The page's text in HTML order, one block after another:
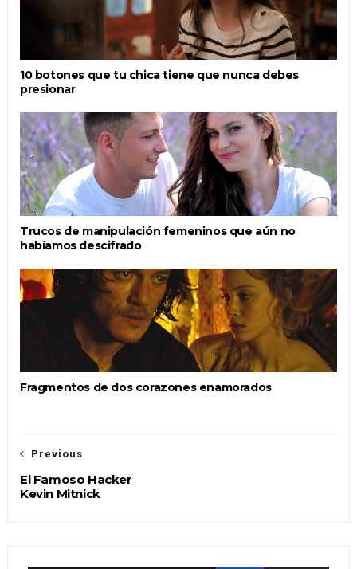
10 botones que tu chica tiene que nunca debes
presionar
Trucos de manipulación femeninos que aún no
habíamos descifrado
Fragmentos de dos corazones enamorados
Previous
El Famoso Hacker
Kevin Mitnick